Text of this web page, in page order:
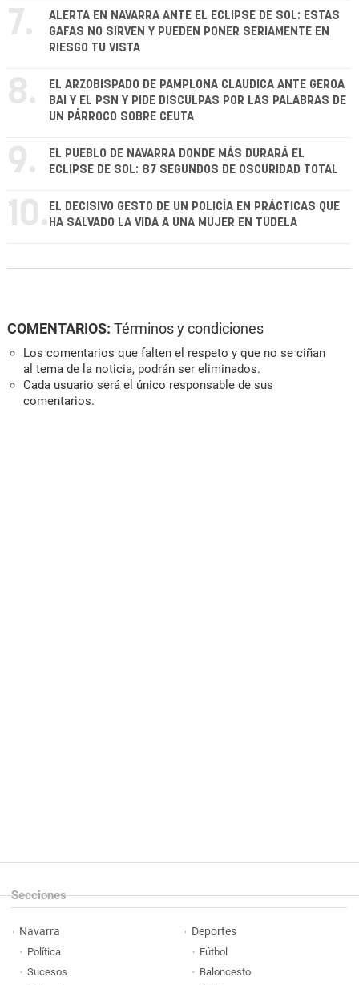
7.
ALERTA EN NAVARRA ANTE EL ECLIPSE DE SOL: ESTAS
GAFAS NO SIRVEN Y PUEDEN PONER SERIAMENTE EN
RIESGO TU VISTA
8.
EL ARZOBISPADO DE PAMPLONA CLAUDICA ANTE GEROA
BAI Y EL PSN Y PIDE DISCULPAS POR LAS PALABRAS DE
UN PÁRROCO SOBRE CEUTA
9.
EL PUEBLO DE NAVARRA DONDE MÁS DURARÁ EL
ECLIPSE DE SOL: 87 SEGUNDOS DE OSCURIDAD TOTAL
10. EL DECISIVO GESTO DE UN POLICÍA EN PRÁCTICAS QUE
HA SALVADO LA VIDA A UNA MUJER EN TUDELA
COMENTARIOS: Términos y condiciones
Los comentarios que falten el respeto y que no se ciñan
al tema de la noticia, podrán ser eliminados.
Cada usuario será el único responsable de sus
comentarios.
Secciones
Navarra
Política
Sucesos
Deportes
Fútbol
Baloncesto